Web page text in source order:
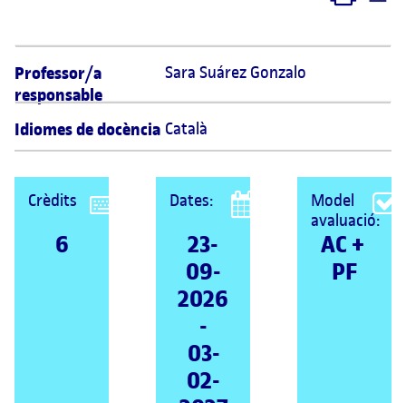
Professor/a
responsable
Sara Suárez Gonzalo
Idiomes de docència Català
Crèdits
6
Dates:
23-
09-
2026
-
03-
02-
Model
avaluació:
AC +
PF